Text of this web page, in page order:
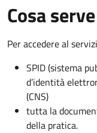
Cosa serve
Per accedere al
SPID (sistema
d’identità
(CNS)
tutta la
della pratica.